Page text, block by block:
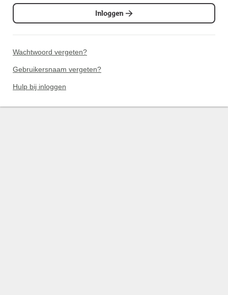
Inloggen
Wachtwoord vergeten?
Gebruikersnaam vergeten?
Hulp bij inloggen